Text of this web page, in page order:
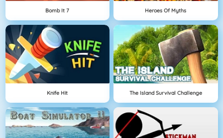
Bomb It 7 Heroes Of Myths
Knife Hit The Island Survival Challenge